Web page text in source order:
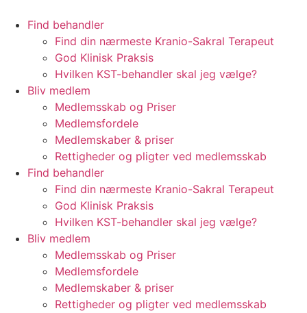
Find behandler
Find din nærmeste Kranio-Sakral Terapeut
God Klinisk Praksis
Hvilken KST-behandler skal jeg vælge?
Bliv medlem
Medlemsskab og Priser
Medlemsfordele
Medlemskaber & priser
Rettigheder og pligter ved medlemsskab
Find behandler
Find din nærmeste Kranio-Sakral Terapeut
God Klinisk Praksis
Hvilken KST-behandler skal jeg vælge?
Bliv medlem
Medlemsskab og Priser
Medlemsfordele
Medlemskaber & priser
Rettigheder og pligter ved medlemsskab